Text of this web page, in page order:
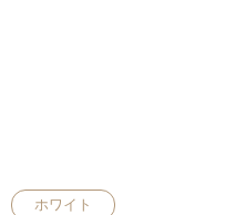
ホワイト